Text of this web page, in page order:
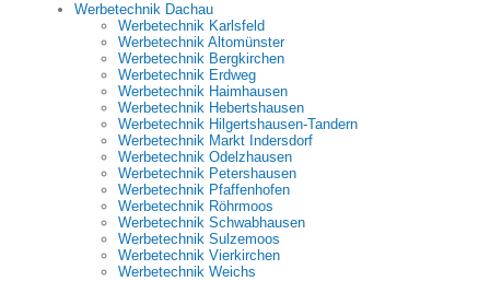
Werbetechnik Dachau
Werbetechnik Karlsfeld
Werbetechnik Altomünster
Werbetechnik Bergkirchen
Werbetechnik Erdweg
Werbetechnik Haimhausen
Werbetechnik Hebertshausen
Werbetechnik Hilgertshausen-Tandern
Werbetechnik Markt Indersdorf
Werbetechnik Odelzhausen
Werbetechnik Petershausen
Werbetechnik Pfaffenhofen
Werbetechnik Röhrmoos
Werbetechnik Schwabhausen
Werbetechnik Sulzemoos
Werbetechnik Vierkirchen
Werbetechnik Weichs